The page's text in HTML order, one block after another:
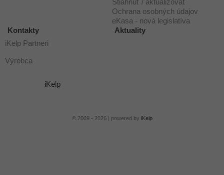
Stiahnuť / aktualizovať
Ochrana osobných údajov
eKasa - nová legislatíva
Kontakty
iKelp Partneri
Výrobca
Aktuality
iKelp
© 2009 - 2026 | powered by iKelp